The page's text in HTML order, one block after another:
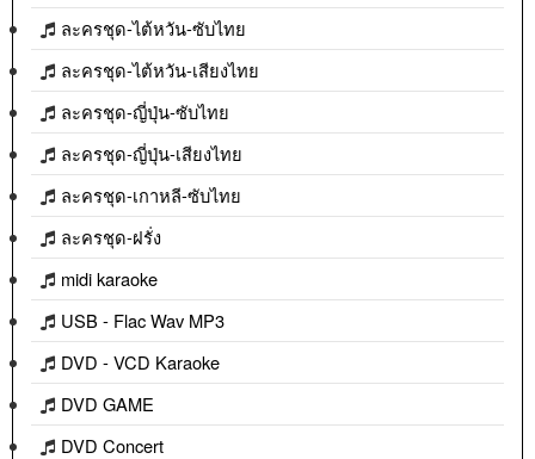
ละครชุด-ไต้หวัน-ซับไทย
ละครชุด-ไต้หวัน-เสียงไทย
ละครชุด-ญี่ปุ่น-ซับไทย
ละครชุด-ญี่ปุ่น-เสียงไทย
ละครชุด-เกาหลี-ซับไทย
ละครชุด-ฝรั่ง
midi karaoke
USB - Flac Wav MP3
DVD - VCD Karaoke
DVD GAME
DVD Concert